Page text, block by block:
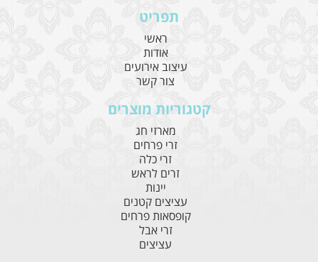
תפריט
ראשי
אודות
עיצוב אירועים
צור קשר
קטגוריות מוצרים
מארזי חג
זרי פרחים
זרי כלה
זרים לראש
יינות
עציצים קטנים
קופסאות פרחים
זרי אבל
עציצים